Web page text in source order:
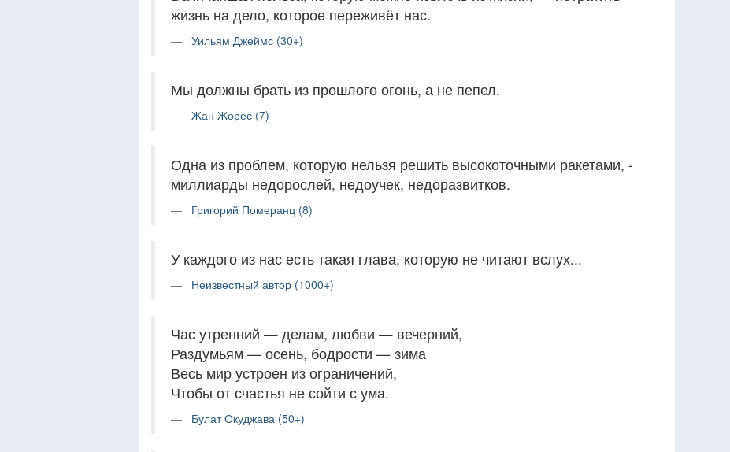
жизнь на дело, которое переживёт нас.
Уильям Джеймс (30+)
Мы должны брать из прошлого огонь, а не пепел.
Жан Жорес (7)
Одна из проблем, которую нельзя решить высокоточными ракетами, -
миллиарды недорослей, недоучек, недоразвитков.
Григорий Померанц (8)
У каждого из нас есть такая глава, которую не читают вслух...
Неизвестный автор (1000+)
Час утренний — делам, любви — вечерний,
Раздумьям — осень, бодрости — зима
Весь мир устроен из ограничений,
Чтобы от счастья не сойти с ума.
Булат Окуджава (50+)